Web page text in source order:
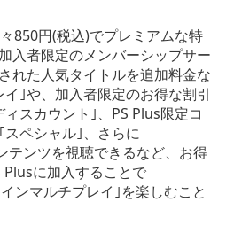
850円(税込)でプレミアムな特
入者限定のメンバーシップサー
れた人気タイトルを追加料金な
｣や、加入者限定のお得な割引
スカウント｣、PS Plus限定コ
ペシャル｣、さらに
ンツを視聴できるなど、お得
に加入することで
ンマルチプレイ｣を楽しむこと